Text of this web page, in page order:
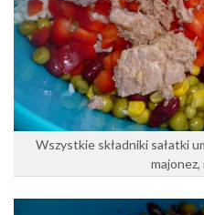
Wszystkie składniki sałatki
majonez,